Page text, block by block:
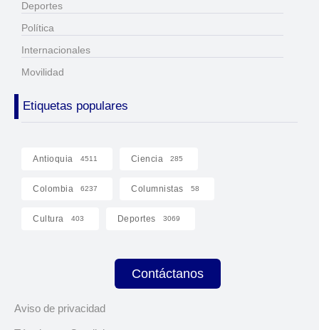
Deportes
Política
Internacionales
Movilidad
Etiquetas populares
Antioquia 4511 Ciencia 285
Colombia 6237 Columnistas 58
Cultura 403 Deportes 3069
Contáctanos
Aviso de privacidad